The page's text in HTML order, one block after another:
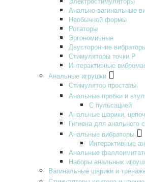
Анально-вагинальные
Необычной формы
Ротаторы
Эргономичные
Двусторонние
Стимуляторы точки P
Интерактивные
Анальные игрушки
Стимулятор простаты
Анальные пробки и
С пульсацией
Анальные шарики‚
Гигиена для анального
Анальные вибраторы
Интерактивные
Анальные
Наборы анальных
Вагинальные шарики и